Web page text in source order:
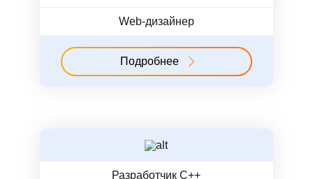
Web-дизайнер
Подробнее
Разработчик C++